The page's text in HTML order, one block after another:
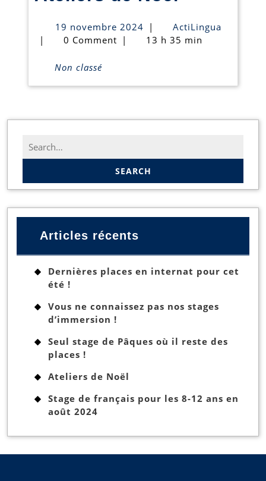
Noël
19 novembre 202419
novembre
| ActiLingua
|
0 Comment | 13 h 35 min
Non classé
Search
for:
Articles récents
Dernières places en internat pour cet
été !
Vous ne connaissez pas nos stages
d’immersion !
Seul stage de Pâques où il reste des
places !
Ateliers de Noël
Stage de français pour les 8-12 ans en
août 2024